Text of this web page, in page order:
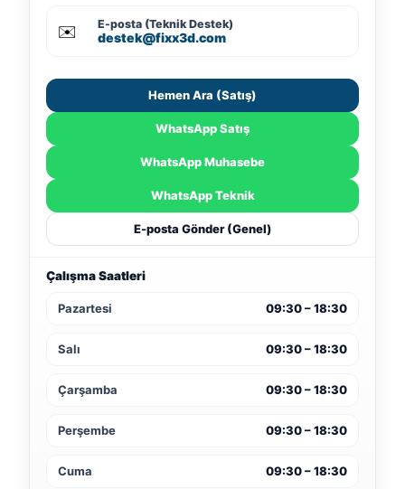
✉️ E-posta (Teknik Destek)
destek@fixx3d.com
Hemen Ara (Satış)
WhatsApp Satış
WhatsApp Muhasebe
WhatsApp Teknik
E-posta Gönder (Genel)
Çalışma Saatleri
Pazartesi 09:30 – 18:30
Salı 09:30 – 18:30
Çarşamba 09:30 – 18:30
Perşembe 09:30 – 18:30
Cuma 09:30 – 18:30